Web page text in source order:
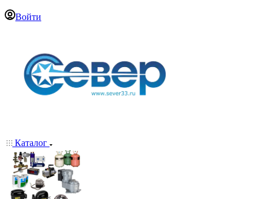
Войти
Каталог